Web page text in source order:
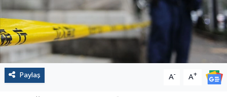
Paylaş A- A+
Yaşam
Çalışma Hayatı
Kadın